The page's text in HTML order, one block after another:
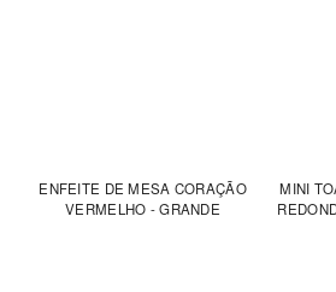
ENFEITE DE MESA CORAÇÃO
VERMELHO - GRANDE
MINI